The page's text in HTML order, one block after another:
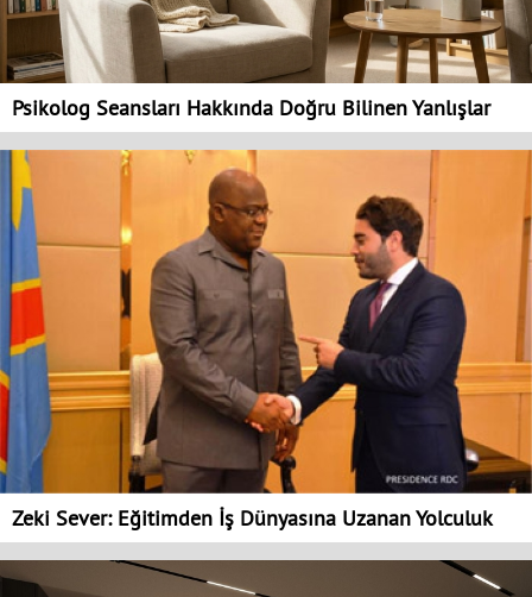
Psikolog Seansları Hakkında Doğru Bilinen Yanlışlar
Zeki Sever: Eğitimden İş Dünyasına Uzanan Yolculuk